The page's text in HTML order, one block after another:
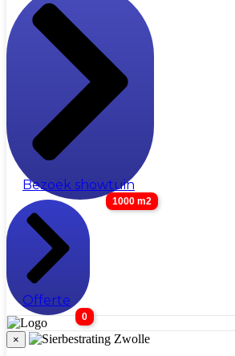
Bezoek showtuin
1000 m2
Offerte
0
×